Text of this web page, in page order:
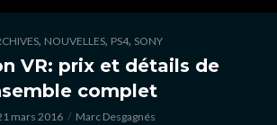
, NOUVELLES, PS4, SONY
VR: prix et détails de
complet
mars 2016 Marc Desgagnés